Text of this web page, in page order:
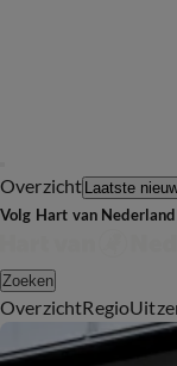
Overzicht Laatste
Volg Hart van Nederland
Zoeken
OverzichtRegio